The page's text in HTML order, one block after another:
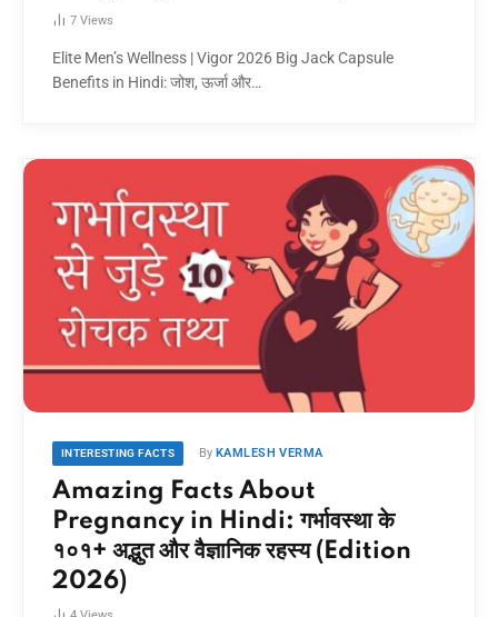
7 Views
Elite Men’s Wellness | Vigor 2026 Big Jack Capsule
Benefits in Hindi: जोश, ऊर्जा और…
INTERESTING FACTS By KAMLESH VERMA
Amazing Facts About
Pregnancy in Hindi: गर्भावस्था के
१०१+ अद्भुत और वैज्ञानिक रहस्य (Edition
2026)